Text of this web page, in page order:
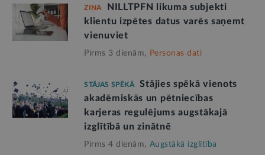
ZIŅA
NILLTPFN likuma subjekti
klientu izpētes datus varēs saņemt
vienuviet
Pirms 3 dienām, Personas dati
STĀJAS SPĒKĀ
Stājies spēkā vienots
akadēmiskās un pētniecības
karjeras regulējums augstākajā
izglītībā un zinātnē
Pirms 4 dienām, Augstākā izglītība